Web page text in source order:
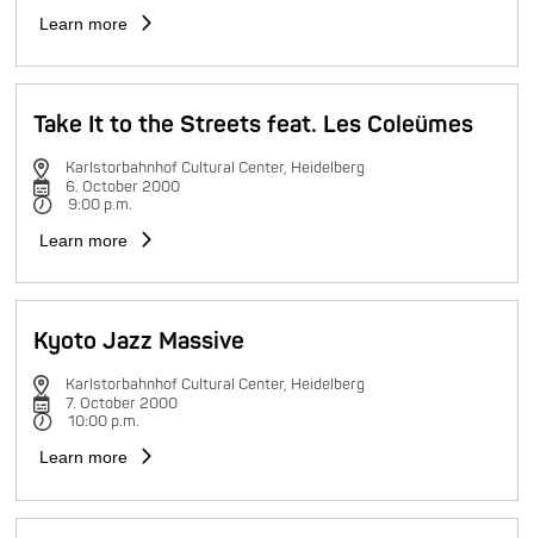
Learn more
Take It to the Streets feat. Les Coleümes
Karlstorbahnhof Cultural Center, Heidelberg
6. October 2000
9:00 p.m.
Learn more
Kyoto Jazz Massive
Karlstorbahnhof Cultural Center, Heidelberg
7. October 2000
10:00 p.m.
Learn more